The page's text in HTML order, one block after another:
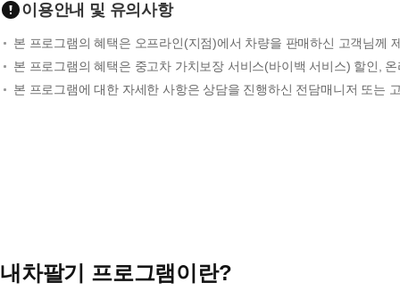
이용안내 및 유의사항
본 프로그램의 혜택은 오프라인(지점)에서 차량을 판매하신 고객님께
본 프로그램의 혜택은 중고차 가치보장 서비스(바이백 서비스) 할인,
본 프로그램에 대한 자세한 사항은 상담을 진행하신 전담매니저 또는
내차팔기 프로그램이란?